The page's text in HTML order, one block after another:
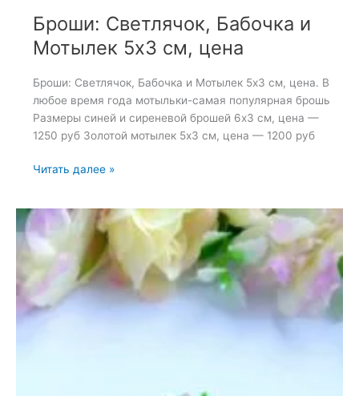
Броши: Светлячок, Бабочка и
Мотылек 5х3 см, цена
Броши: Светлячок, Бабочка и Мотылек 5х3 см, цена. В
любое время года мотыльки-самая популярная брошь
Размеры синей и сиреневой брошей 6х3 см, цена —
1250 руб Золотой мотылек 5х3 см, цена — 1200 руб
Броши:
Мотылек
5х3
см,
цена
Читать далее »